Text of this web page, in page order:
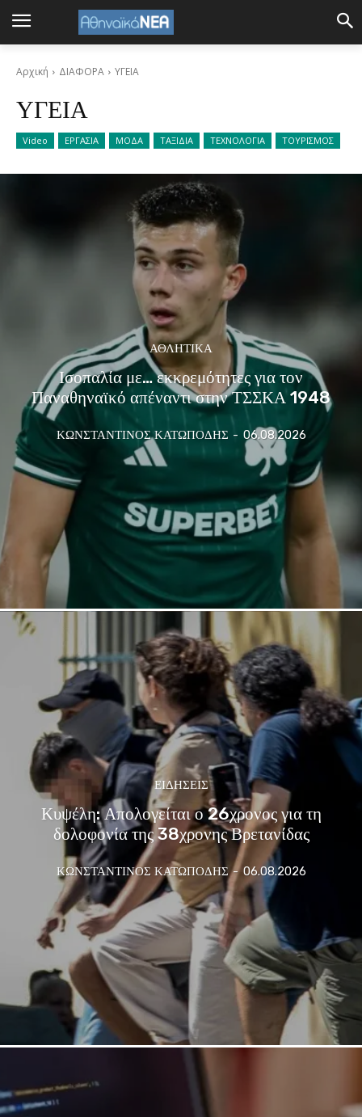
Αρχική ΔΙΑΦΟΡΑ ΥΓΕΙΑ
ΥΓΕΙΑ
Video ΕΡΓΑΣΙΑ ΜΟΔΑ ΤΑΞΙΔΙΑ ΤΕΧΝΟΛΟΓΙΑ ΤΟΥΡΙΣΜΟΣ
ΑΘΛΗΤΙΚΑ
Ισοπαλία με… εκκρεμότητες για τον
Παναθηναϊκό απέναντι στην ΤΣΣΚΑ 1948
ΚΩΝΣΤΑΝΤΙΝΟΣ ΚΑΤΩΠΟΔΗΣ - 06.08.2026
ΕΙΔΗΣΕΙΣ
Κυψέλη: Απολογείται ο 26χρονος για τη
δολοφονία της 38χρονης Βρετανίδας
ΚΩΝΣΤΑΝΤΙΝΟΣ ΚΑΤΩΠΟΔΗΣ - 06.08.2026